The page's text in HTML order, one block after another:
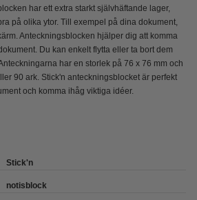
har ett extra starkt självhäftande lager,
på olika ytor. Till exempel på dina dokument,
Anteckningsblocken hjälper dig att komma
Du kan enkelt flytta eller ta bort dem
har en storlek på 76 x 76 mm och
90 ark. Stick'n anteckningsblocket är perfekt
och komma ihåg viktiga idéer.
Stick'n
notisblock